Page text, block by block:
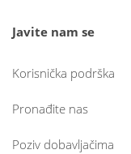
Javite nam se
Korisnička podrška
Pronađite nas
Poziv dobavljačima